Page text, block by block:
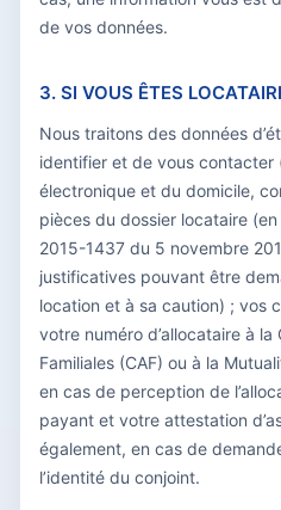
de vos données.
3. SI VOUS ÊTES
Nous traitons des données
identifier et de vous contacter
électronique et du domicile,
pièces du dossier locataire
2015-1437 du 5 novembre
justificatives pouvant être
location et à sa caution) ; vos
votre numéro d’allocataire à la
Familiales (CAF) ou à la
en cas de perception de
payant et votre attestation
également, en cas de
l’identité du conjoint.